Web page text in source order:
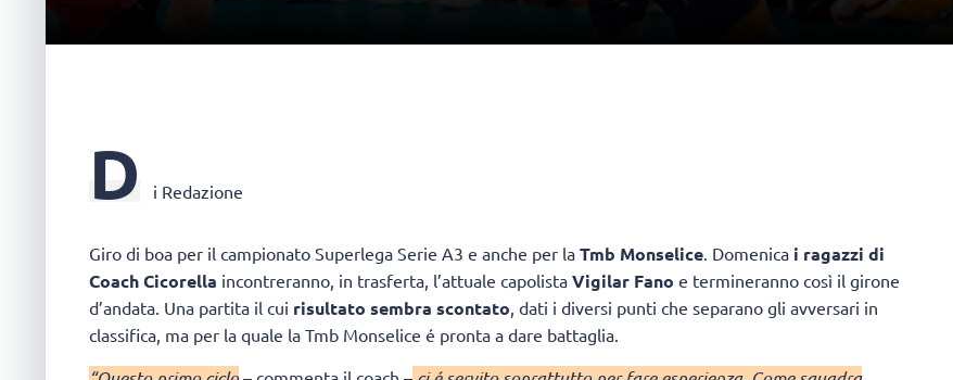
D i Redazione
Giro di boa per il campionato Superlega Serie A3 e anche per la Tmb Monselice. Domenica i ragazzi di
Coach Cicorella incontreranno, in trasferta, l’attuale capolista Vigilar Fano e termineranno così il girone
d’andata. Una partita il cui risultato sembra scontato, dati i diversi punti che separano gli avversari in
classifica, ma per la quale la Tmb Monselice é pronta a dare battaglia.